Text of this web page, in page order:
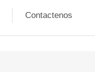
Contactenos